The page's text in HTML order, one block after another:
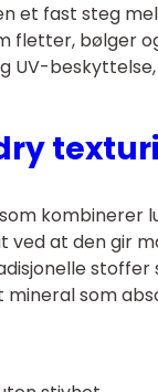
et fast steg
fletter, bølger
UV-
kombinerer
ved at den gir
som